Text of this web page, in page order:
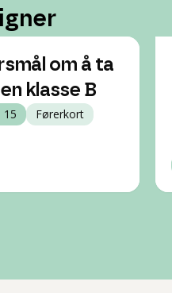
om å ta
klasse B
15 Førerkort